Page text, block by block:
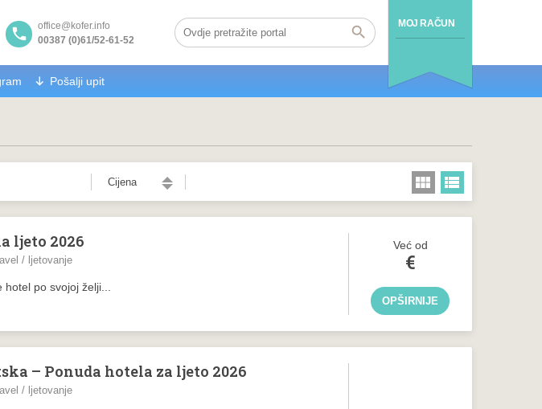
MOJ RAČUN
office@kofer.info
00387 (0)61/52-61-52
Pošalji upit
Cijena
ljeto 2026
/ ljetovanje
Već od
€
hotel po svojoj želji...
OPŠIRNIJE
– Ponuda hotela za ljeto 2026
/ ljetovanje